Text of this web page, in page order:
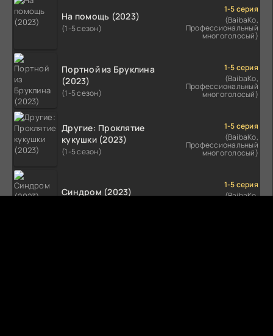
На помощь (2023)
(1-5 сезон)
1-5 серия
(BaibaKo,
Профессиональный
многоголосый)
Портной из Бруклина
(2023)
(1-5 сезон)
1-5 серия
(BaibaKo,
Профессиональный
многоголосый)
Другие: Проклятие
кукушки (2023)
(1-5 сезон)
1-5 серия
(BaibaKo,
Профессиональный
многоголосый)
Синдром (2023)
1-5 серия
(BaibaKo,